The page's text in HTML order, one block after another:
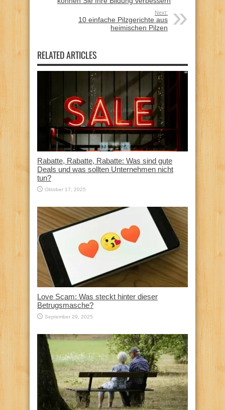
Next:
10 einfache Pilzgerichte aus
heimischen Pilzen
RELATED ARTICLES
Rabatte, Rabatte, Rabatte: Was sind gute
Deals und was sollten Unternehmen nicht
tun?
Oktober 17, 2025
Love Scam: Was steckt hinter dieser
Betrugsmasche?
September 29, 2025